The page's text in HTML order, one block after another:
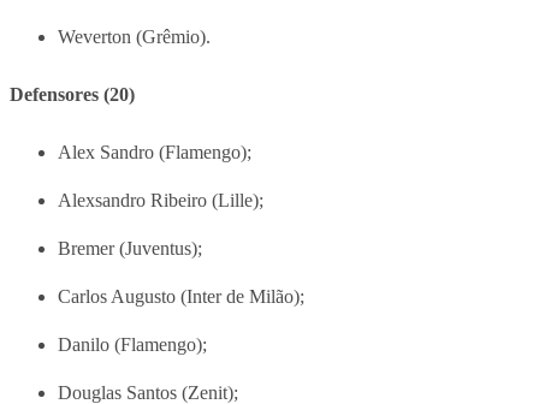
Weverton (Grêmio).
Defensores (20)
Alex Sandro (Flamengo);
Alexsandro Ribeiro (Lille);
Bremer (Juventus);
Carlos Augusto (Inter de Milão);
Danilo (Flamengo);
Douglas Santos (Zenit);